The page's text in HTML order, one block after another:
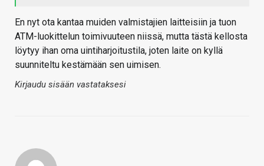
En nyt ota kantaa muiden valmistajien laitteisiin ja tuon
ATM-luokittelun toimivuuteen niissä, mutta tästä kellosta
löytyy ihan oma uintiharjoitustila, joten laite on kyllä
suunniteltu kestämään sen uimisen.
Kirjaudu sisään vastataksesi